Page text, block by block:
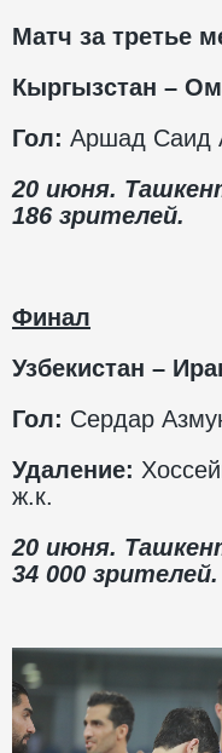
Матч за третье
Кыргызстан –
Гол: Аршад Саид
20 июня.
186 зрителей.
Финал
Узбекистан –
Гол: Сердар
Удаление:
ж.к.
20 июня.
34 000 зрителей.